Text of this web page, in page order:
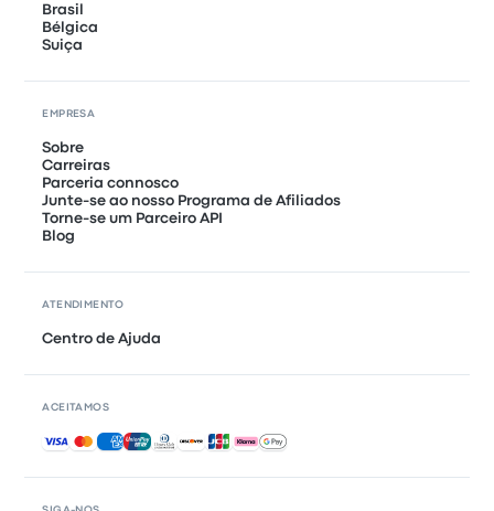
Brasil
Bélgica
Suiça
EMPRESA
Sobre
Carreiras
Parceria connosco
Junte-se ao nosso Programa de Afiliados
Torne-se um Parceiro API
Blog
ATENDIMENTO
Centro de Ajuda
ACEITAMOS
Pagamentos aceites